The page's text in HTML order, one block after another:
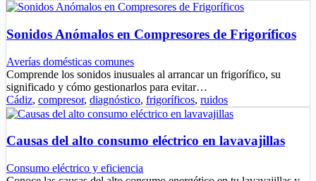
Sonidos Anómalos en Compresores de Frigoríficos
Averías domésticas comunes
Comprende los sonidos inusuales al arrancar un frigorífico, su
significado y cómo gestionarlos para evitar…
Cádiz, compresor, diagnóstico, frigoríficos, ruidos
Causas del alto consumo eléctrico en lavavajillas
Consumo eléctrico y eficiencia